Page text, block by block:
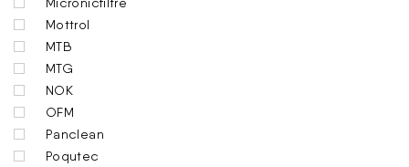
Mottrol
MTB
MTG
NOK
OFM
Panclean
Poqutec